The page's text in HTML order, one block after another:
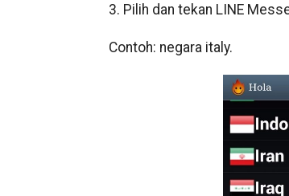
3. Pilih dan tekan LINE
Contoh: negara italy.